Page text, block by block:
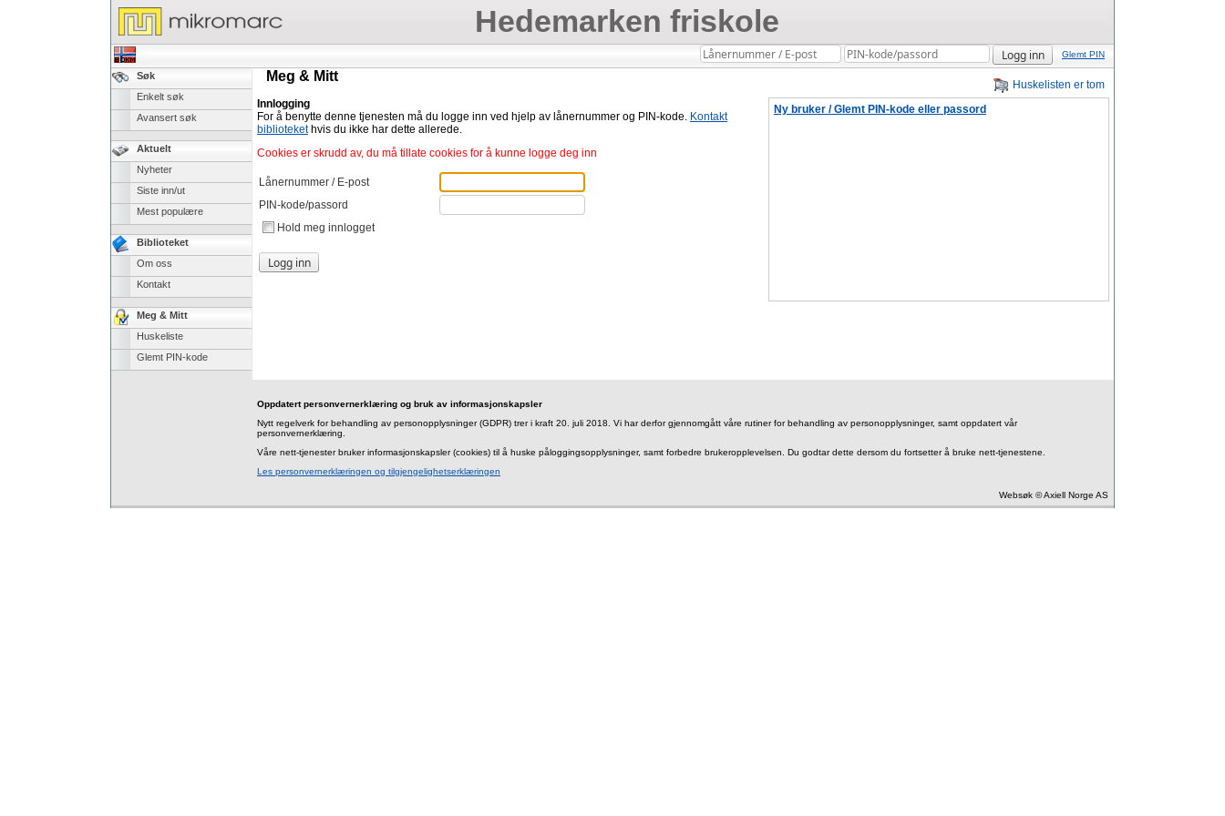
Hedemarken friskole
Glemt PIN
Søk
Enkelt søk
Avansert søk
Aktuelt
Nyheter
Siste inn/ut
Mest populære
Biblioteket
Om oss
Kontakt
Meg & Mitt
Huskeliste
Glemt PIN-kode
Meg & Mitt
Huskelisten er tom
Innlogging
For å benytte denne tjenesten må du logge inn ved hjelp av lånernummer og PIN-kode. Kontakt
bibliotekethvis du ikke har dette allerede.
Cookies er skrudd av, du må tillate cookies for å kunne logge deg inn
Lånernummer / E-post
PIN-kode/passord
Hold meg innlogget
Ny bruker / Glemt PIN-kode eller passord
Oppdatert personvernerklæring og bruk av informasjonskapsler
Nytt regelverk for behandling av personopplysninger (GDPR) trer i kraft 20. juli 2018. Vi har derfor gjennomgått våre rutiner for behandling av personopplysninger, samt oppdatert vår
personvernerklæring.
Våre nett-tjenester bruker informasjonskapsler (cookies) til å huske påloggingsopplysninger, samt forbedre brukeropplevelsen. Du godtar dette dersom du fortsetter å bruke nett-tjenestene.
Les personvernerklæringen og tilgjengelighetserklæringen
Websøk © Axiell Norge AS